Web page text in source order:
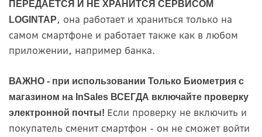
ПЕРЕДАЕТСЯ И НЕ ХРАНИТСЯ СЕРВИСОМ
LOGINTAP, она работает и храниться только на
самом смартфоне и работает также как в любом
приложении, например банка.
ВАЖНО - при использовании Только Биометрия с
магазином на InSales ВСЕГДА включайте проверку
электронной почты! Если проверку не включить и
покупатель сменит смартфон - он не сможет войти